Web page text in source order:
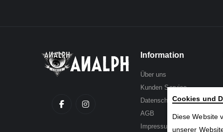
Information
Über uns
Kunden Service
Datenschutz
AGB
Impressum
Cookies und
Diese Website
unserer